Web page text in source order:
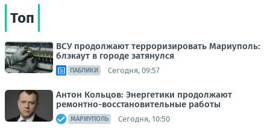
Топ
ВСУ продолжают терроризировать Мариуполь:
блэкаут в городе затянулся
ПАБЛИКИ Сегодня, 09:57
Антон Кольцов: Энергетики продолжают
ремонтно-восстановительные работы
МАРИУПОЛЬ Сегодня, 10:50